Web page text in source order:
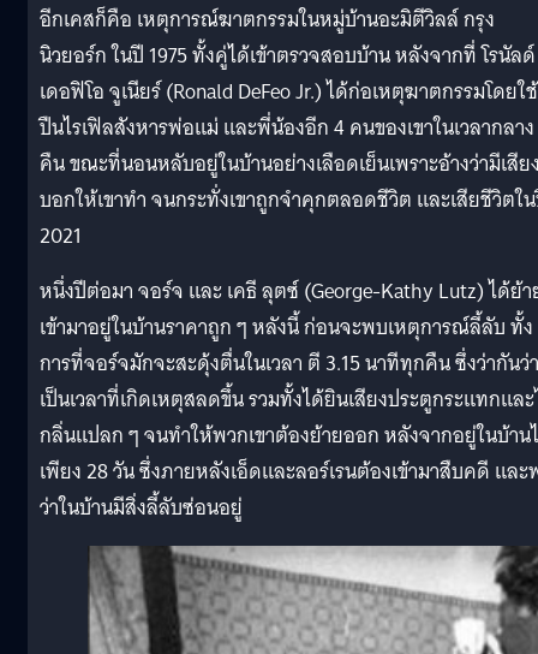
อีกเคสก็คือ เหตุการณ์ฆาตกรรมในหมู่บ้านอะมิตีวิลล์ กรุง
นิวยอร์ก ในปี 1975 ทั้งคู่ได้เข้าตรวจสอบบ้าน หลังจากที่ โรนัลด์
เดอฟิโอ จูเนียร์ (Ronald DeFeo Jr.) ได้ก่อเหตุฆาตกรรมโดยใช้
ปืนไรเฟิลสังหารพ่อแม่ และพี่น้องอีก 4 คนของเขาในเวลากลาง
คืน ขณะที่นอนหลับอยู่ในบ้านอย่างเลือดเย็นเพราะอ้างว่ามีเสีย
บอกให้เขาทำ จนกระทั่งเขาถูกจำคุกตลอดชีวิต และเสียชีวิตใ
2021
หนึ่งปีต่อมา จอร์จ และ เคธี ลุตซ์ (George-Kathy Lutz) ได้ย้
เข้ามาอยู่ในบ้านราคาถูก ๆ หลังนี้ ก่อนจะพบเหตุการณ์ลี้ลับ ทั้ง
การที่จอร์จมักจะสะดุ้งตื่นในเวลา ตี 3.15 นาทีทุกคืน ซึ่งว่ากันว่า
เป็นเวลาที่เกิดเหตุสลดขึ้น รวมทั้งได้ยินเสียงประตูกระแทกแล
กลิ่นแปลก ๆ จนทำให้พวกเขาต้องย้ายออก หลังจากอยู่ในบ้าน
เพียง 28 วัน ซึ่งภายหลังเอ็ดและลอร์เรนต้องเข้ามาสืบคดี แล
ว่าในบ้านมีสิ่งลี้ลับซ่อนอยู่